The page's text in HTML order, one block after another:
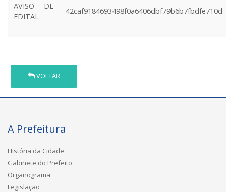
AVISO DE
EDITAL
42caf9184693498f0a6406dbf79b6b7fbdfe710d
VOLTAR
A Prefeitura
História da Cidade
Gabinete do Prefeito
Organograma
Legislação